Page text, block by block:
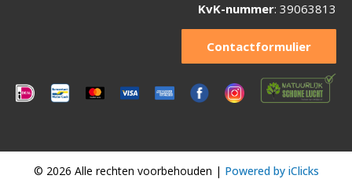
KvK-nummer: 39063813
Contactformulier
© 2026 Alle rechten voorbehouden | Powered by iClicks